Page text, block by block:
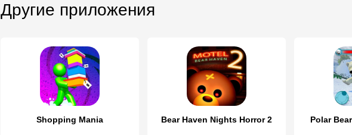
Другие приложения
Shopping Mania Bear Haven Nights Horror 2 Polar